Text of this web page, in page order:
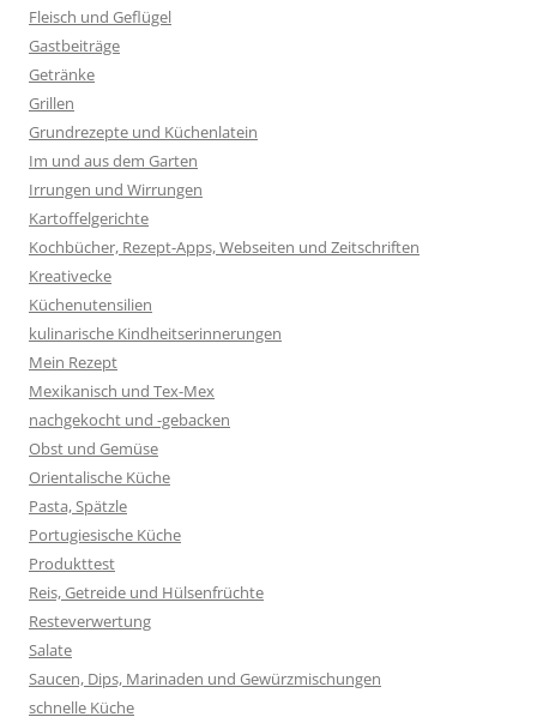
Fleisch und Geflügel
Gastbeiträge
Getränke
Grillen
Grundrezepte und Küchenlatein
Im und aus dem Garten
Irrungen und Wirrungen
Kartoffelgerichte
Kochbücher, Rezept-Apps, Webseiten und Zeitschriften
Kreativecke
Küchenutensilien
kulinarische Kindheitserinnerungen
Mein Rezept
Mexikanisch und Tex-Mex
nachgekocht und -gebacken
Obst und Gemüse
Orientalische Küche
Pasta, Spätzle
Portugiesische Küche
Produkttest
Reis, Getreide und Hülsenfrüchte
Resteverwertung
Salate
Saucen, Dips, Marinaden und Gewürzmischungen
schnelle Küche